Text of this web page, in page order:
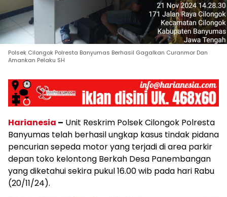
Polsek Cilongok Polresta Banyumas Berhasil Gagalkan Curanmor Dan
Amankan Pelaku SH
Harianesia – Unit Reskrim Polsek Cilongok Polresta
Banyumas telah berhasil ungkap kasus tindak pidana
pencurian sepeda motor yang terjadi di area parkir
depan toko kelontong Berkah Desa Panembangan
yang diketahui sekira pukul 16.00 wib pada hari Rabu
(20/11/24).